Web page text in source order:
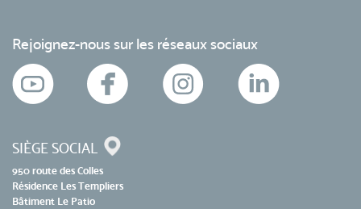
Rejoignez-nous sur les réseaux sociaux
SIÈGE SOCIAL
950 route des Colles
Résidence Les Templiers
Bâtiment Le Patio